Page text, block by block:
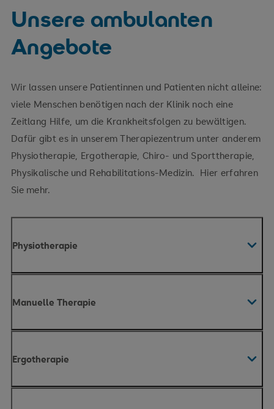
Unsere ambulanten
Angebote
Wir lassen unsere Patientinnen und Patienten nicht alleine:
viele Menschen benötigen nach der Klinik noch eine
Zeitlang Hilfe, um die Krankheitsfolgen zu bewältigen.
Dafür gibt es in unserem Therapiezentrum unter anderem
Physiotherapie, Ergotherapie, Chiro- und Sporttherapie,
Physikalische und Rehabilitations-Medizin. Hier erfahren
Sie mehr.
Physiotherapie
Manuelle Therapie
Ergotherapie